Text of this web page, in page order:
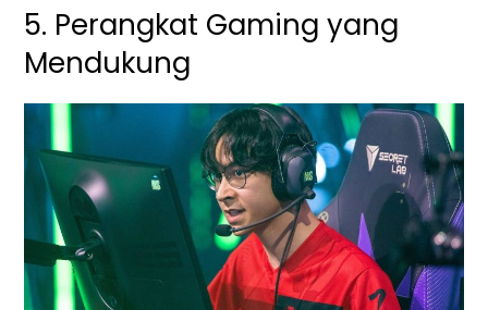
5. Perangkat Gaming yang
Mendukung